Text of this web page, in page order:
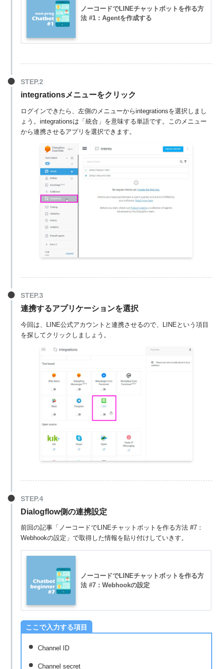
ノーコードでLINEチャットボットを作る方
法 #1：Agentを作成する
integrationsメニューをクリック
ログインできたら、左側のメニューからintegrationsを選択しまし
ょう。integrationsは「統合」を意味する単語です。このメニュー
から連携させるアプリを選択できます。
連携するアプリケーションを選択
今回は、LINE公式アカウントと連携させるので、LINEという項目
を探してクリックしましょう。
Dialogflow側の連携設定
前回の記事「ノーコードでLINEチャットボットを作る方法 #7：
Webhookの設定」で取得した情報を貼り付けしていきす。
ノーコードでLINEチャットボットを作る方
法 #7：Webhookの設定
ここで入力する項目
Channel ID
Channel secret